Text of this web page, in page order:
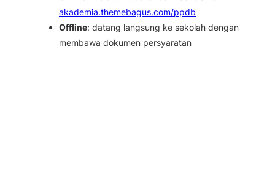
akademia.themebagus.com/ppdb
Offline: datang langsung ke sekolah dengan
membawa dokumen persyaratan